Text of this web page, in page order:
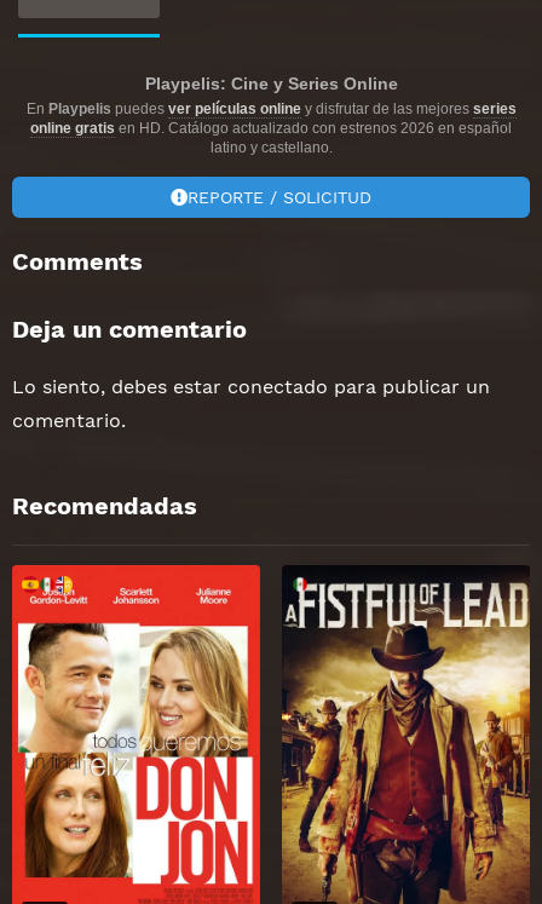
Playpelis: Cine y Series Online
En Playpelis puedes ver películas onliney disfrutar de las mejores series
online gratis en HD. Catálogo actualizado con estrenos 2026 en español
latino y castellano.
REPORTE / SOLICITUD
Comments
Deja un comentario
Lo siento, debes estar conectado para publicar un
comentario.
Recomendadas